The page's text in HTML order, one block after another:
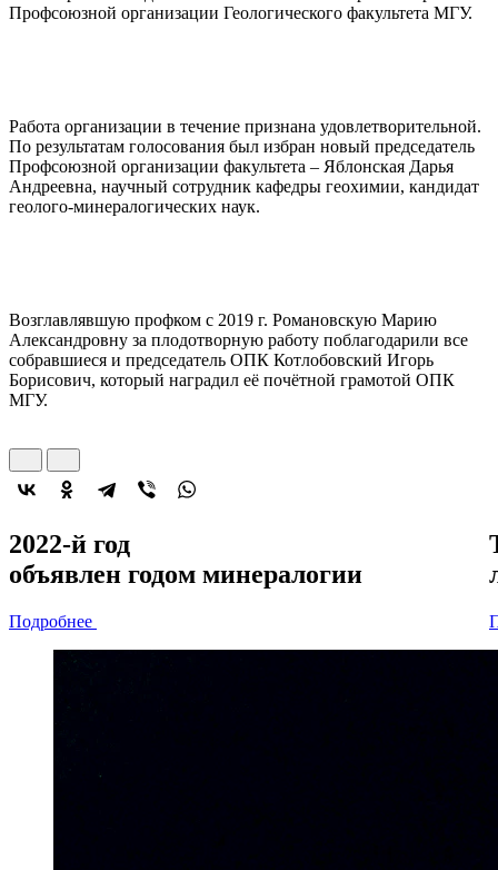
Профсоюзной организации Геологического факультета МГУ.
Работа организации в течение признана удовлетворительной.
По результатам голосования был избран новый председатель
Профсоюзной организации факультета – Яблонская Дарья
Андреевна, научный сотрудник кафедры геохимии, кандидат
геолого-минералогических наук.
Возглавлявшую профком с 2019 г. Романовскую Марию
Александровну за плодотворную работу поблагодарили все
собравшиеся и председатель ОПК Котлобовский Игорь
Борисович, который наградил её почётной грамотой ОПК
МГУ.
2022-й год
объявлен годом минералогии
Подробнее